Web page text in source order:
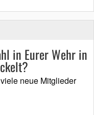
in Eurer Wehr in
neue Mitglieder